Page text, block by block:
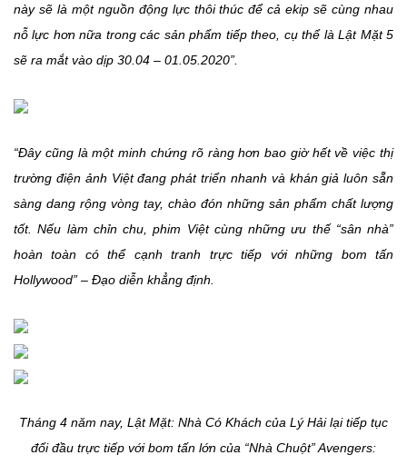
này sẽ là một nguồn động lực thôi thúc để cả ekip sẽ cùng nhau
nỗ lực hơn nữa trong các sản phẩm tiếp theo, cụ thể là Lật Mặt 5
sẽ ra mắt vào dịp 30.04 – 01.05.2020”.
“Đây cũng là một minh chứng rõ ràng hơn bao giờ hết về việc thị
trường điện ảnh Việt đang phát triển nhanh và khán giả luôn sẵn
sàng dang rộng vòng tay, chào đón những sản phẩm chất lượng
tốt. Nếu làm chỉn chu, phim Việt cùng những ưu thế “sân nhà”
hoàn toàn có thể cạnh tranh trực tiếp với những bom tấn
Hollywood” – Đạo diễn khẳng định.
Tháng 4 năm nay, Lật Mặt: Nhà Có Khách của Lý Hải lại tiếp tục
đối đầu trực tiếp với bom tấn lớn của “Nhà Chuột” Avengers: